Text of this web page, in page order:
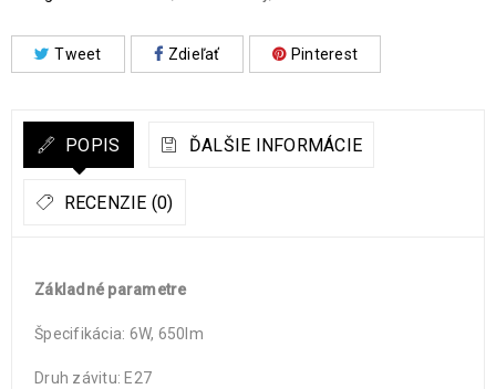
Tweet Zdieľať Pinterest
POPIS ĎALŠIE INFORMÁCIE
RECENZIE (0)
Základné parametre
Špecifikácia: 6W, 650lm
Druh závitu: E27